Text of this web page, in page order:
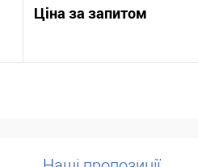
Ціна за запитом